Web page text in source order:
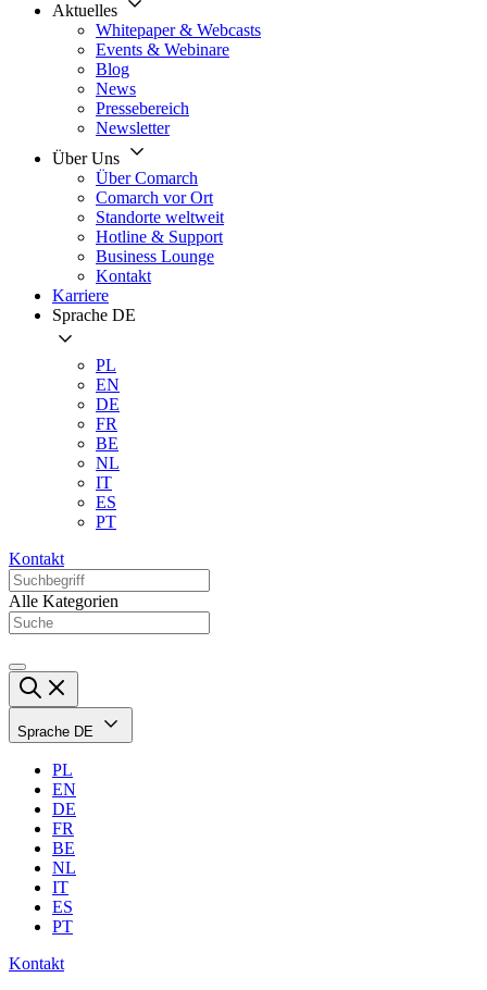
Aktuelles
Whitepaper & Webcasts
Events & Webinare
Blog
News
Pressebereich
Newsletter
Über Uns
Über Comarch
Comarch vor Ort
Standorte weltweit
Hotline & Support
Business Lounge
Kontakt
Karriere
Sprache DE
PL
EN
DE
FR
BE
NL
IT
ES
PT
Kontakt
Alle Kategorien
Sprache DE
PL
EN
DE
FR
BE
NL
IT
ES
PT
Kontakt